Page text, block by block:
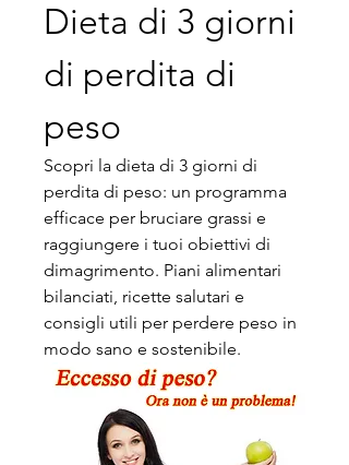
Dieta di 3 giorni
di perdita di
peso
Scopri la dieta di 3 giorni di
perdita di peso: un programma
efficace per bruciare grassi e
raggiungere i tuoi obiettivi di
dimagrimento. Piani alimentari
bilanciati, ricette salutari e
consigli utili per perdere peso in
modo sano e sostenibile.